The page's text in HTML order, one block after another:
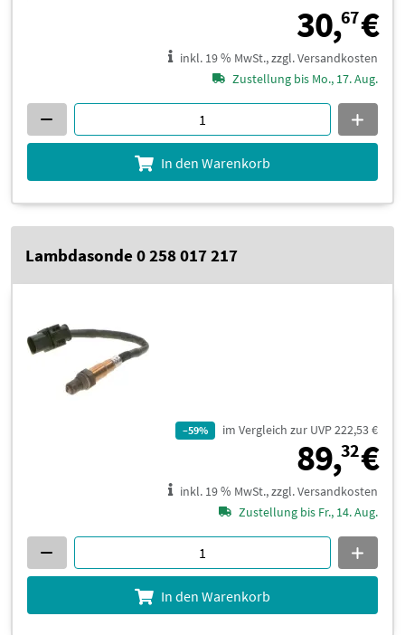
30,67€
inkl. 19 % MwSt., zzgl. Versandkosten
Zustellung bis Mo., 17. Aug.
In den Warenkorb
Lambdasonde 0 258 017 217
–59% im Vergleich zur UVP 222,53 €
89,32€
inkl. 19 % MwSt., zzgl. Versandkosten
Zustellung bis Fr., 14. Aug.
In den Warenkorb